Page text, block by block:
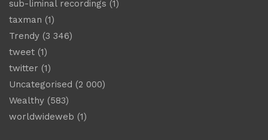
sub-liminal recordings (1)
taxman (1)
Trendy (3 346)
tweet (1)
twitter (1)
Uncategorised (2 000)
Wealthy (583)
worldwideweb (1)